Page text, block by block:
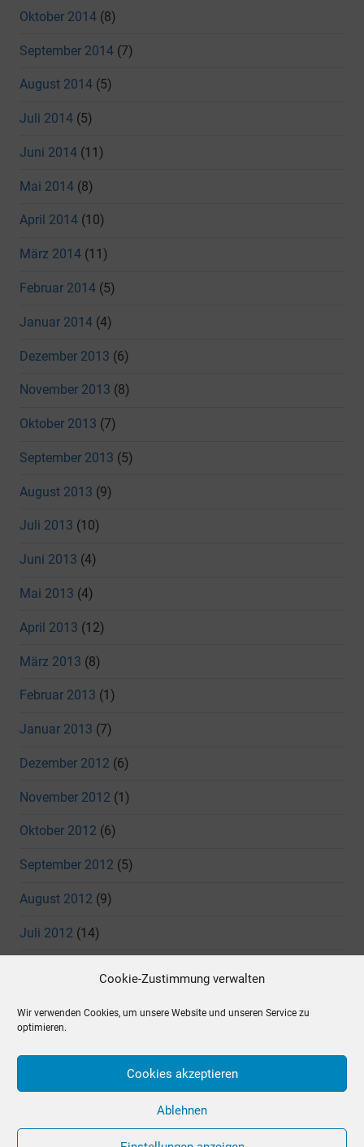
Cookie-Zustimmung verwalten
Wir verwenden Cookies, um unsere Website und unseren Service zu
optimieren.
Cookies akzeptieren
Ablehnen
Oktober 2014 (8)
September 2014 (7)
August 2014 (5)
Juli 2014 (5)
Juni 2014 (11)
Mai 2014 (8)
April 2014 (10)
März 2014 (11)
Februar 2014 (5)
Januar 2014 (4)
Dezember 2013 (6)
November 2013 (8)
Oktober 2013 (7)
September 2013 (5)
August 2013 (9)
Juli 2013 (10)
Juni 2013 (4)
Mai 2013 (4)
April 2013 (12)
März 2013 (8)
Februar 2013 (1)
Januar 2013 (7)
Dezember 2012 (6)
November 2012 (1)
Oktober 2012 (6)
September 2012 (5)
August 2012 (9)
Juli 2012 (14)
April 2012